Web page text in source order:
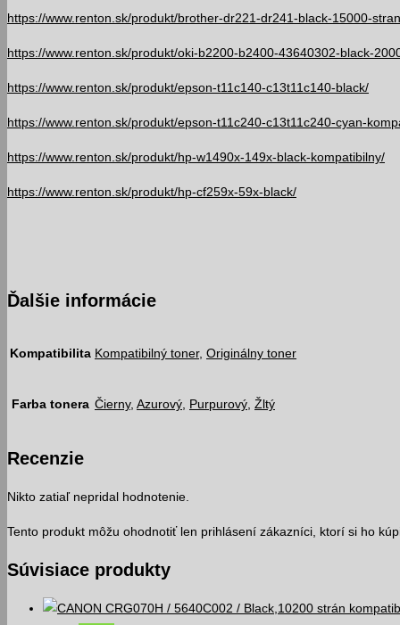
https://www.renton.sk/produkt/brother-dr221-dr241-black-15000-
https://www.renton.sk/produkt/oki-b2200-b2400-43640302-black-
https://www.renton.sk/produkt/epson-t11c140-c13t11c140-black/
https://www.renton.sk/produkt/epson-t11c240-c13t11c240-cyan-
https://www.renton.sk/produkt/hp-w1490x-149x-black-kompatibilny/
https://www.renton.sk/produkt/hp-cf259x-59x-black/
Ďalšie informácie
Kompatibilita Kompatibilný toner, Originálny toner
Farba tonera Čierny, Azurový, Purpurový, Žltý
Recenzie
Nikto zatiaľ nepridal hodnotenie.
Tento produkt môžu ohodnotiť len prihlásení zákazníci, ktorí si ho
Súvisiace produkty